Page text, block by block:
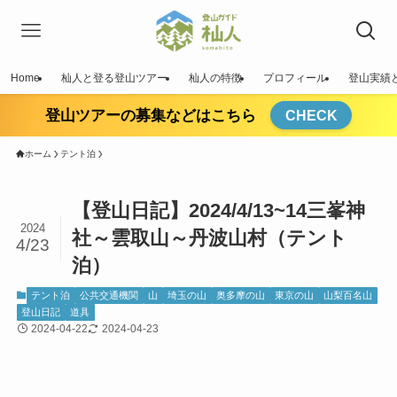
Home 杣人と登る登山ツアー 杣人の特徴 プロフィール 登山実績
登山ツアーの募集などはこちら CHECK
ホーム テント泊
【登山日記】2024/4/13~14三峯神
社～雲取山～丹波山村（テント
泊）
2024
4/23
テント泊 公共交通機関 山 埼玉の山 奥多摩の山 東京の山
山梨百名山
登山日記
道具
2024-04-22 2024-04-23